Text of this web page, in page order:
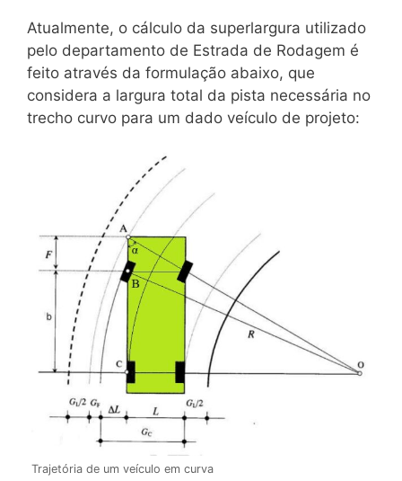
Atualmente, o cálculo da superlargura utilizado
pelo departamento de Estrada de Rodagem é
feito através da formulação abaixo, que
considera a largura total da pista necessária no
trecho curvo para um dado veículo de projeto:
Trajetória de um veículo em curva